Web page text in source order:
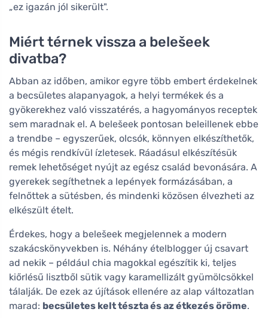
„ez igazán jól sikerült".
Miért térnek vissza a belešeek
divatba?
Abban az időben, amikor egyre több embert érdekelnek
a becsületes alapanyagok, a helyi termékek és a
gyökerekhez való visszatérés, a hagyományos receptek
sem maradnak el. A belešeek pontosan beleillenek ebbe
a trendbe – egyszerűek, olcsók, könnyen elkészíthetők,
és mégis rendkívül ízletesek. Ráadásul elkészítésük
remek lehetőséget nyújt az egész család bevonására. A
gyerekek segíthetnek a lepények formázásában, a
felnőttek a sütésben, és mindenki közösen élvezheti az
elkészült ételt.
Érdekes, hogy a belešeek megjelennek a modern
szakácskönyvekben is. Néhány ételblogger új csavart
ad nekik – például chia magokkal egészítik ki, teljes
kiőrlésű lisztből sütik vagy karamellizált gyümölcsökkel
tálalják. De ezek az újítások ellenére az alap változatlan
marad: becsületes kelt tészta és az étkezés öröme.